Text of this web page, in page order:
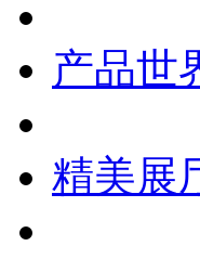
产品世
精美展